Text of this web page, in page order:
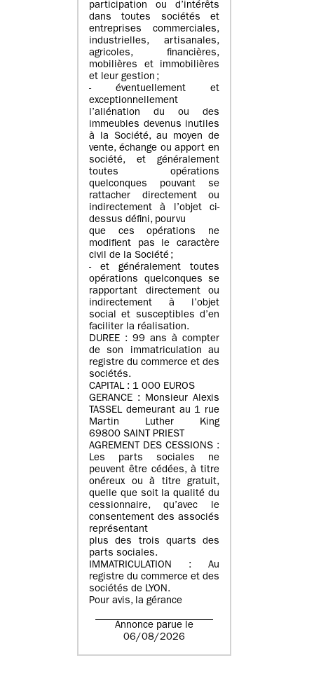
participation ou d’intérêts
dans toutes sociétés et
entreprises commerciales,
industrielles, artisanales,
agricoles, financières,
mobilières et immobilières
et leur gestion ;
- éventuellement et
exceptionnellement
l’aliénation du ou des
immeubles devenus inutiles
à la Société, au moyen de
vente, échange ou apport en
société, et généralement
toutes opérations
quelconques pouvant se
rattacher directement ou
indirectement à l’objet ci-
dessus défini, pourvu
que ces opérations ne
modifient pas le caractère
civil de la Société ;
- et généralement toutes
opérations quelconques se
rapportant directement ou
indirectement à l’objet
social et susceptibles d’en
faciliter la réalisation.
DUREE : 99 ans à compter
de son immatriculation au
registre du commerce et des
sociétés.
CAPITAL : 1 000 EUROS
GERANCE : Monsieur Alexis
TASSEL demeurant au 1 rue
Martin Luther King
69800 SAINT PRIEST
AGREMENT DES CESSIONS :
Les parts sociales ne
peuvent être cédées, à titre
onéreux ou à titre gratuit,
quelle que soit la qualité du
cessionnaire, qu’avec le
consentement des associés
représentant
plus des trois quarts des
parts sociales.
IMMATRICULATION : Au
registre du commerce et des
sociétés de LYON.
Pour avis, la gérance
Annonce parue le
06/08/2026